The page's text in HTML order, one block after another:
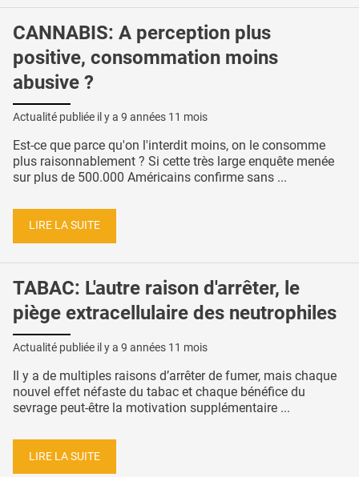
CANNABIS: A perception plus
positive, consommation moins
abusive ?
Actualité publiée il y a 9 années 11 mois
Est-ce que parce qu'on l'interdit moins, on le consomme
plus raisonnablement ? Si cette très large enquête menée
sur plus de 500.000 Américains confirme sans ...
LIRE LA SUITE
TABAC: L'autre raison d'arrêter, le
piège extracellulaire des neutrophiles
Actualité publiée il y a 9 années 11 mois
Il y a de multiples raisons d’arrêter de fumer, mais chaque
nouvel effet néfaste du tabac et chaque bénéfice du
sevrage peut-être la motivation supplémentaire ...
LIRE LA SUITE